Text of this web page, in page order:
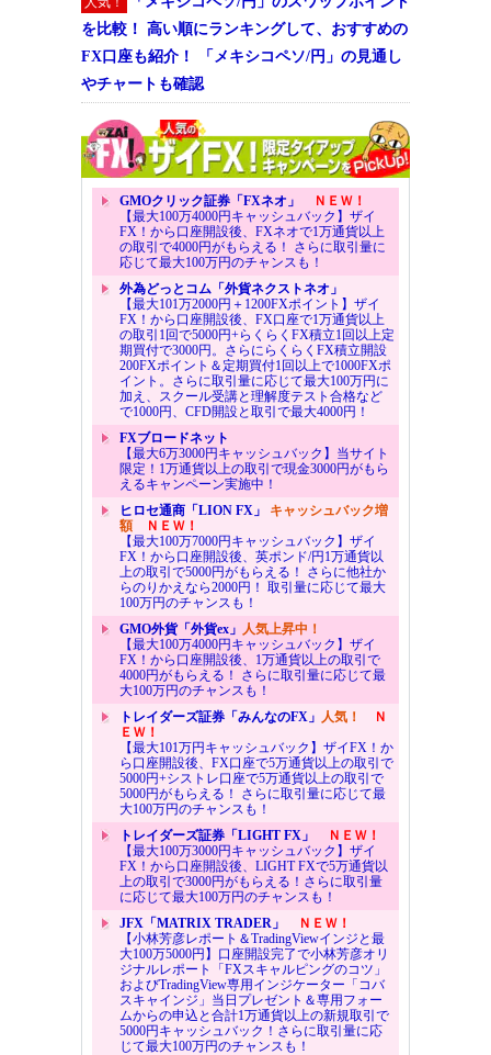
を比較！ 高い順にランキングして、おすすめの
FX口座も紹介！ 「メキシコペソ/円」の見通し
やチャートも確認
GMOクリック証券「FXネオ」
ＮＥＷ！
【最大100万4000円キャッシュバック】ザイ
FX！から口座開設後、FXネオで1万通貨以上
の取引で4000円がもらえる！ さらに取引量に
応じて最大100万円のチャンスも！
外為どっとコム「外貨ネクストネオ」
【最大101万2000円＋1200FXポイント】ザイ
FX！から口座開設後、FX口座で1万通貨以上
の取引1回で5000円+らくらくFX積立1回以上定
期買付で3000円。さらにらくらくFX積立開設
200FXポイント＆定期買付1回以上で1000FXポ
イント。さらに取引量に応じて最大100万円に
加え、スクール受講と理解度テスト合格など
で1000円、CFD開設と取引で最大4000円！
FXブロードネット
【最大6万3000円キャッシュバック】当サイト
限定！1万通貨以上の取引で現金3000円がもら
えるキャンペーン実施中！
ヒロセ通商「LION FX」 キャッシュバック増
額ＮＥＷ！
【最大100万7000円キャッシュバック】ザイ
FX！から口座開設後、英ポンド/円1万通貨以
上の取引で5000円がもらえる！ さらに他社か
らのりかえなら2000円！ 取引量に応じて最大
100万円のチャンスも！
GMO外貨「外貨ex」 人気上昇中！
【最大100万4000円キャッシュバック】ザイ
FX！から口座開設後、1万通貨以上の取引で
4000円がもらえる！ さらに取引量に応じて最
大100万円のチャンスも！
トレイダーズ証券「みんなのFX」 人気！
Ｎ
ＥＷ！
【最大101万円キャッシュバック】ザイFX！か
ら口座開設後、FX口座で5万通貨以上の取引で
5000円+シストレ口座で5万通貨以上の取引で
5000円がもらえる！ さらに取引量に応じて最
大100万円のチャンスも！
トレイダーズ証券「LIGHT FX」
ＮＥＷ！
【最大100万3000円キャッシュバック】ザイ
FX！から口座開設後、LIGHT FXで5万通貨以
上の取引で3000円がもらえる！さらに取引量
に応じて最大100万円のチャンスも！
JFX「MATRIX TRADER」
ＮＥＷ！
【小林芳彦レポート＆TradingViewインジと最
大100万5000円】口座開設完了で小林芳彦オリ
ジナルレポート「FXスキャルピングのコツ」
およびTradingView専用インジケーター「コバ
スキャインジ」当日プレゼント＆専用フォー
ムからの申込と合計1万通貨以上の新規取引で
5000円キャッシュバック！さらに取引量に応
じて最大100万円のチャンスも！